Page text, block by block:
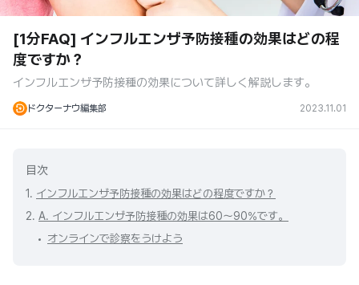
[1分FAQ] インフルエンザ予防接種の効果はどの程
度ですか？
インフルエンザ予防接種の効果について詳しく解説します。
ドクターナウ編集部 2023.11.01
目次
1. インフルエンザ予防接種の効果はどの程度ですか？
2. A. インフルエンザ予防接種の効果は60〜90%です。
オンラインで診察をうけよう